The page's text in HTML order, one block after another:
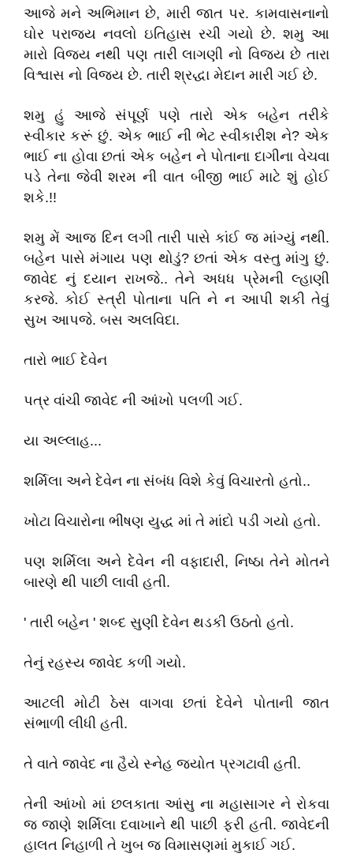
આજે મને અભિમાન છે, મારી જાત પર. કામવાસનાનો
ઘોર પરાજ્ય નવલો ઇતિહાસ રચી ગયો છે. શમુ આ
મારો વિજય નથી પણ તારી લાગણી નો વિજય છે તારા
વિશ્વાસ નો વિજય છે. તારી શ્રદ્ધા મેદાન મારી ગઈ છે.
શમુ હું આજે સંપૂર્ણ પણે તારો એક બહેન તરીકે
સ્વીકાર કરૂં છું. એક ભાઈ ની ભેટ સ્વીકારીશ ને? એક
ભાઈ ના હોવા છતાં એક બહેન ને પોતાના દાગીના વેચવા
પડે તેના જેવી શરમ ની વાત બીજી ભાઈ માટે શું હોઈ
શકે.!!
શમુ મેં આજ દિન લગી તારી પાસે કાંઈ જ માંગ્યું નથી.
બહેન પાસે મંગાય પણ થોડું? છતાં એક વસ્તુ માંગુ છું.
જાવેદ નું દયાન રાખજે.. તેને અધધ પ્રેમની લ્હાણી
કરજે. કોઈ સ્ત્રી પોતાના પતિ ને ન આપી શકી તેવું
સુખ આપજે. બસ અલવિદા.
તારો ભાઈ દેવેન
પત્ર વાંચી જાવેદ ની આંખો પલળી ગઈ.
યા અલ્લાહ...
શર્મિલા અને દેવેન ના સંબંધ વિશે કેવું વિચારતો હતો..
ખોટા વિચારોના ભીષણ યુદ્ધ માં તે માંદો પડી ગયો હતો.
પણ શર્મિલા અને દેવેન ની વફાદારી, નિષ્ઠા તેને મોતને
બારણે થી પાછી લાવી હતી.
' તારી બહેન ' શબ્દ સુણી દેવેન થડકી ઉઠતો હતો.
તેનું રહસ્ય જાવેદ કળી ગયો.
આટલી મોટી ઠેસ વાગવા છતાં દેવેને પોતાની જાત
સંભાળી લીધી હતી.
તે વાતે જાવેદ ના હૈયે સ્નેહ જ્યોત પ્રગટાવી હતી.
તેની આંખો માં છલકાતા આંસુ ના મહાસાગર ને રોકવા
જ જાણે શર્મિલા દવાખાને થી પાછી ફરી હતી. જાવેદની
હાલત નિહાળી તે ખુબ જ વિમાસણમાં મુકાઈ ગઈ.